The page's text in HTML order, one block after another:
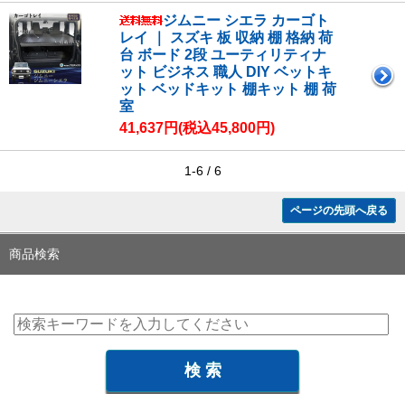
ジムニー シエラ カーゴト
レイ ｜ スズキ 板 収納 棚 格納 荷
台 ボード 2段 ユーティリティナ
ット ビジネス 職人 DIY ベットキ
ット ベッドキット 棚キット 棚 荷
室
41,637円(税込45,800円)
1-6 / 6
ページの先頭へ戻る
商品検索